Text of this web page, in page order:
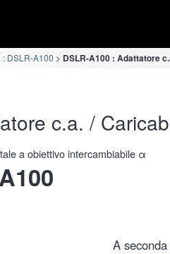
DSLR-A100 DSLR-A100 : Adattatore
c.a. /
a obiettivo intercambiabile α
A